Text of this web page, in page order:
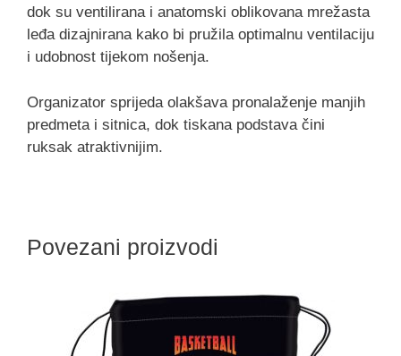
dok su ventilirana i anatomski oblikovana mrežasta
leđa dizajnirana kako bi pružila optimalnu ventilaciju
i udobnost tijekom nošenja.
Organizator sprijeda olakšava pronalaženje manjih
predmeta i sitnica, dok tiskana podstava čini
ruksak atraktivnijim.
Povezani proizvodi